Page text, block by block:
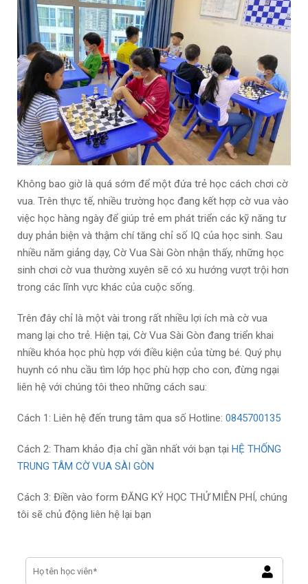
Không bao giờ là quá sớm để một đứa trẻ học cách chơi cờ
vua. Trên thực tế, nhiều trường học đang kết hợp cờ vua vào
việc học hàng ngày để giúp trẻ em phát triển các kỹ năng tư
duy phản biện và thậm chí tăng chỉ số IQ của học sinh. Sau
nhiều năm giảng dạy, Cờ Vua Sài Gòn nhận thấy, những học
sinh chơi cờ vua thường xuyên sẽ có xu hướng vượt trội hơn
trong các lĩnh vực khác của cuộc sống.
Trên đây chỉ là một vài trong rất nhiều lợi ích mà cờ vua
mang lại cho trẻ. Hiện tại, Cờ Vua Sài Gòn đang triển khai
nhiều khóa học phù hợp với điều kiện của từng bé. Quý phụ
huynh có nhu cầu tìm lớp học phù hợp cho con, đừng ngại
liên hệ với chúng tôi theo những cách sau:
Cách 1: Liên hệ đến trung tâm qua số Hotline: 0845700135
Cách 2: Tham khảo địa chỉ gần nhất với bạn tại HỆ THỐNG
TRUNG TÂM CỜ VUA SÀI GÒN
Cách 3: Điền vào form ĐĂNG KÝ HỌC THỬ MIỄN PHÍ, chúng
tôi sẽ chủ động liên hệ lại bạn